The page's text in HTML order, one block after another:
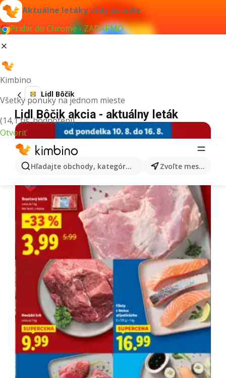
Aktuálne letáky vždy po ruke
Pridať do Chrome - ZADARMO
Kimbino
Všetky ponuky na jednom mieste
(14,1 tis. hodnotení)
Otvoriť
Hľadajte obchody, kategórie, produkty... Zvoľte mesto
Lidl Bôčik
Lidl Bôčik akcia - aktuálny leták